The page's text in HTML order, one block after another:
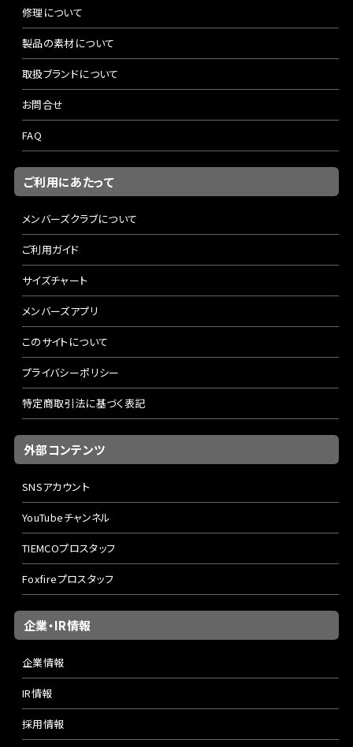
修理について
製品の素材について
取扱ブランドについて
お問合せ
FAQ
ご利用にあたって
メンバーズクラブについて
ご利用ガイド
サイズチャート
メンバーズアプリ
このサイトについて
プライバシーポリシー
特定商取引法に基づく表記
外部コンテンツ
SNSアカウント
YouTubeチャンネル
TIEMCOプロスタッフ
Foxfireプロスタッフ
企業・IR情報
企業情報
IR情報
採用情報